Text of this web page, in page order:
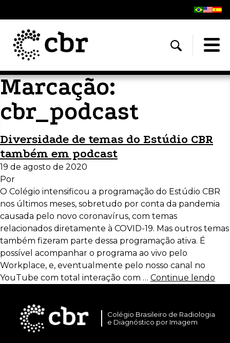
Marcação:
cbr_podcast
Diversidade de temas do Estúdio CBR
também em podcast
19 de agosto de 2020
Por
O Colégio intensificou a programação do Estúdio CBR
nos últimos meses, sobretudo por conta da pandemia
causada pelo novo coronavírus, com temas
relacionados diretamente à COVID-19. Mas outros temas
também fizeram parte dessa programação ativa. É
possível acompanhar o programa ao vivo pelo
Workplace, e, eventualmente pelo nosso canal no
YouTube com total interação com … Continue lendo
Colégio Brasileiro de Radiologia
e Diagnóstico por Imagem